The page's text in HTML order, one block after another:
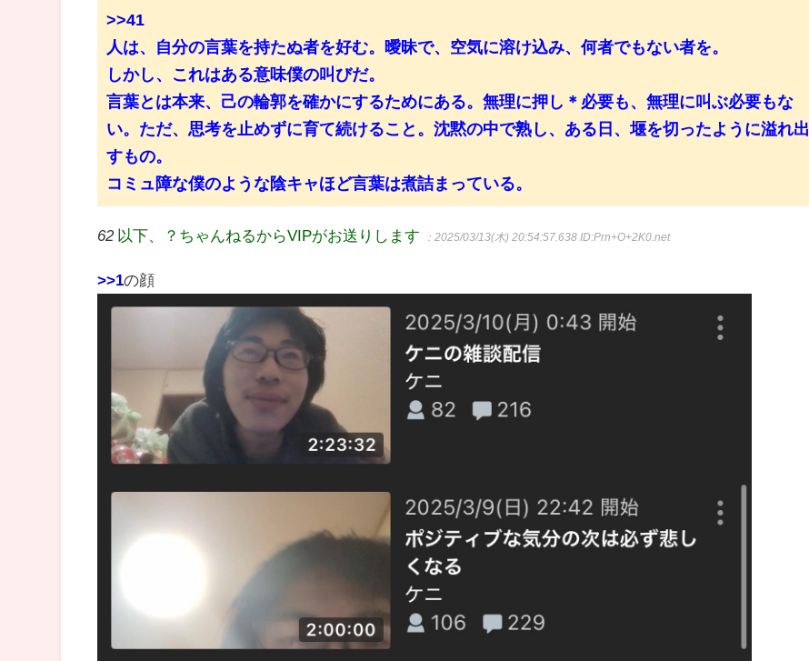
>>41
人は、自分の言葉を持たぬ者を好む。曖昧で、空気に溶け込み、何者でもない者を。
しかし、これはある意味僕の叫びだ。
言葉とは本来、己の輪郭を確かにするためにある。無理に押し＊必要も、無理に叫ぶ必要もな
い。ただ、思考を止めずに育て続けること。沈黙の中で熟し、ある日、堰を切ったように溢れ出
すもの。
コミュ障な僕のような陰キャほど言葉は煮詰まっている。
62 以下、？ちゃんねるからVIPがお送りします ：2025/03/13(木) 20:54:57.638ID:Prn+O+2K0.net
>>1の顔